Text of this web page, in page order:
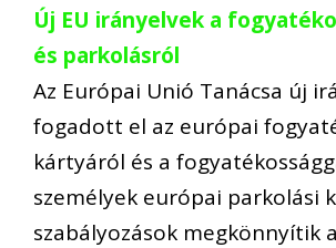
Új EU irányelvek a
és parkolásról
Az Európai Unió Tanácsa új
fogadott el az európai
kártyáról és a
személyek európai parkolási
szabályozások megkönnyítik a